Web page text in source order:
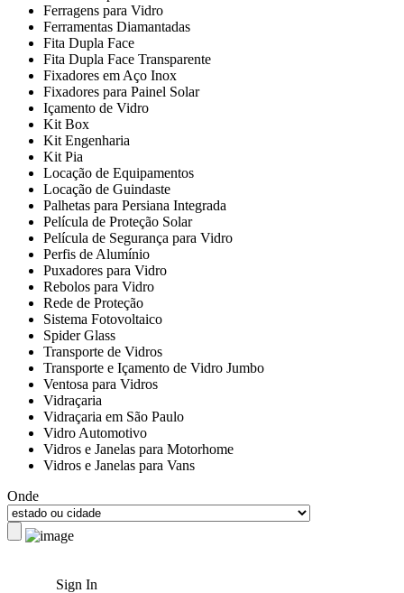
Ferragens para Vidro
Ferramentas Diamantadas
Fita Dupla Face
Fita Dupla Face Transparente
Fixadores em Aço Inox
Fixadores para Painel Solar
Içamento de Vidro
Kit Box
Kit Engenharia
Kit Pia
Locação de Equipamentos
Locação de Guindaste
Palhetas para Persiana Integrada
Película de Proteção Solar
Película de Segurança para Vidro
Perfis de Alumínio
Puxadores para Vidro
Rebolos para Vidro
Rede de Proteção
Sistema Fotovoltaico
Spider Glass
Transporte de Vidros
Transporte e Içamento de Vidro Jumbo
Ventosa para Vidros
Vidraçaria
Vidraçaria em São Paulo
Vidro Automotivo
Vidros e Janelas para Motorhome
Vidros e Janelas para Vans
Onde
Sign In